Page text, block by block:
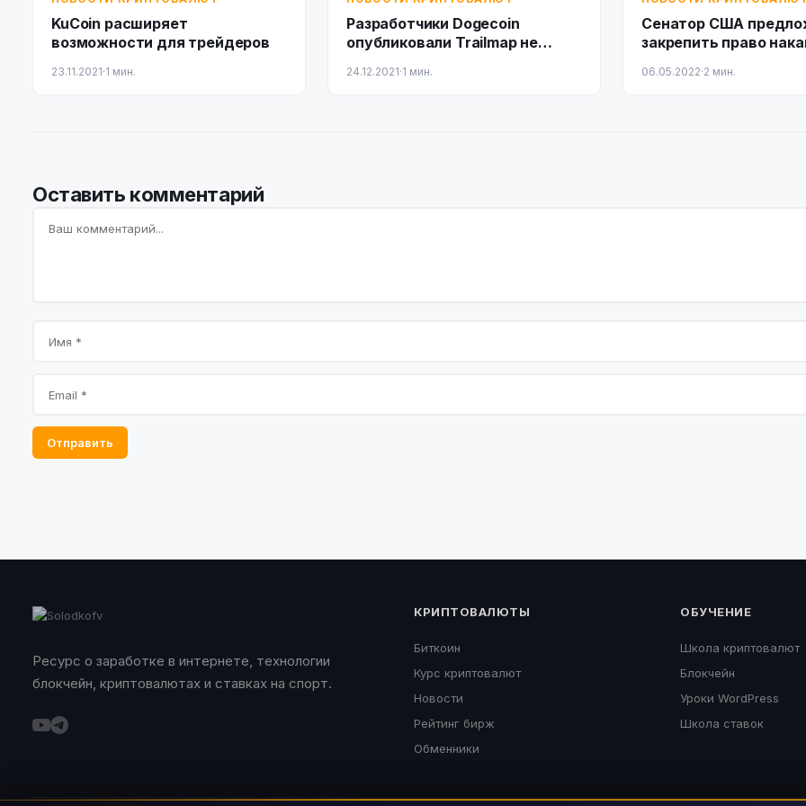
KuCoin расширяет
возможности для трейдеров
23.11.2021·1 мин.
Разработчики Dogecoin
опубликовали Trailmap не
24.12.2021·1 мин.
Сенатор США
закрепить право
счетах
06.05.2022·2 мин.
Оставить комментарий
Отправить
Ресурс о заработке в интернете, технологии
блокчейн, криптовалютах и ставках на спорт.
КРИПТОВАЛЮТЫ
Биткоин
Курс криптовалют
Новости
Рейтинг бирж
Обменники
ОБУЧЕНИЕ
Школа криптовалют
Блокчейн
Уроки WordPress
Школа ставок